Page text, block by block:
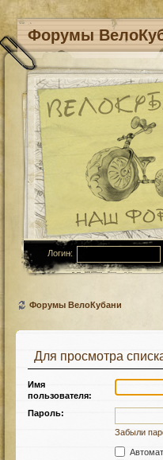
Форумы
Логин:
Форумы ВелоКубани
Для просмотра
Имя
пользователя:
Пароль:
Забыли